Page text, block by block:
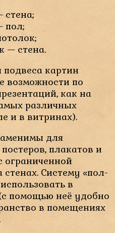
cтена;
пол;
— стена.
картин
возможности по
как на
различных
и в витринах).
для
плакатов и
ограниченной
Систему «пол-
в
помощью неё удобно
в помещениях